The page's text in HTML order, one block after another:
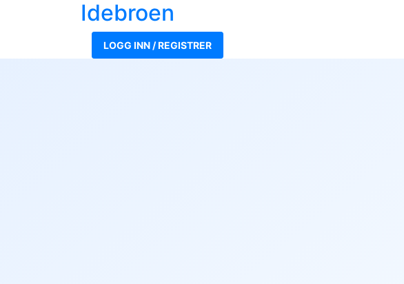
Idebroen
LOGG INN / REGISTRER